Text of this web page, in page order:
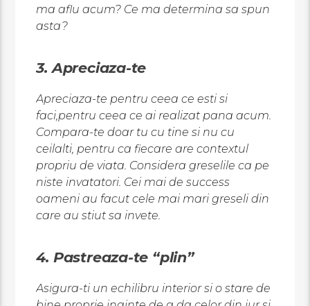
ma aflu acum? Ce ma determina sa spun
asta?
3. Apreciaza-te
Apreciaza-te pentru ceea ce esti si
faci,pentru ceea ce ai realizat pana acum.
Compara-te doar tu cu tine si nu cu
ceilalti, pentru ca fiecare are contextul
propriu de viata. Considera greselile ca pe
niste invatatori. Cei mai de success
oameni au facut cele mai mari greseli din
care au stiut sa invete.
4. Pastreaza-te “plin”
Asigura-ti un echilibru interior si o stare de